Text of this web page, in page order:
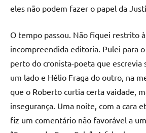
eles não podem fazer o papel da
O tempo passou. Não fiquei restrito
incompreendida editoria. Pulei para
perto do cronista-poeta que escrevia
um lado e Hélio Fraga do outro, na
que o Roberto curtia certa vaidade,
insegurança. Uma noite, com a cara
fiz um comentário não favorável a